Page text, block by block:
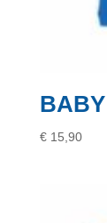
€15,90